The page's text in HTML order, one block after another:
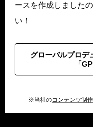
ースを作成しました
い！
グローバルプロデ
「
※当社のコンテンツ制